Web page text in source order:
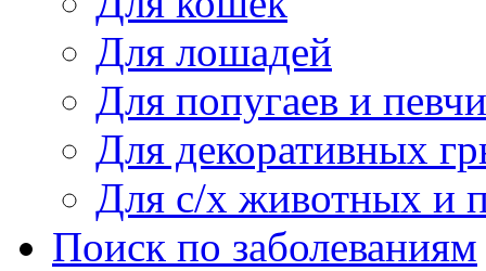
Для лошадей
Для попугаев и
Для декоративных
Для c/х животных и
Поиск по заболеваниям